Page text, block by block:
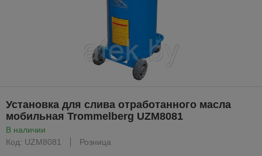
Установка для слива отработанного масла
мобильная Trommelberg UZM8081
В наличии
Код: UZM8081
Розница